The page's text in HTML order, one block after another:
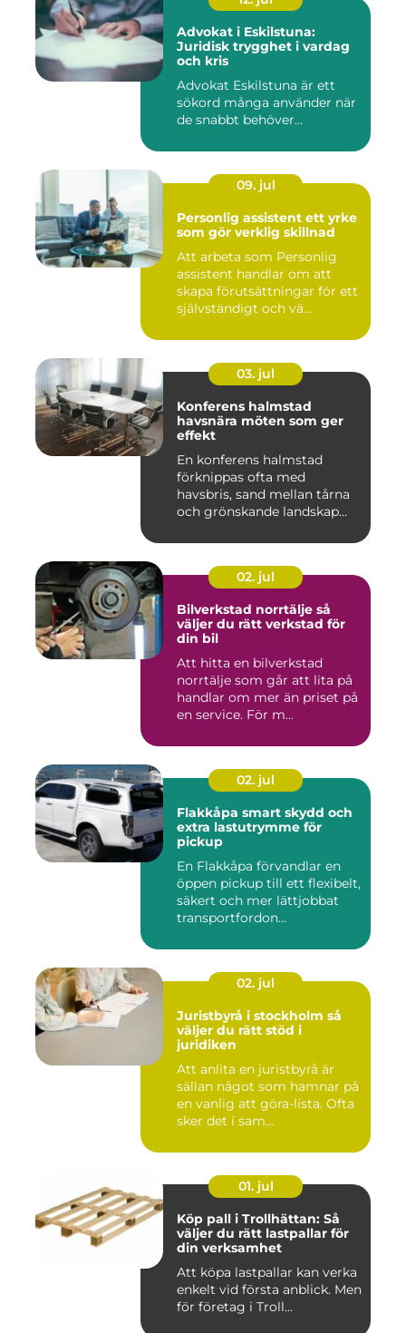
Advokat i Eskilstuna:
Juridisk trygghet i vardag
och kris
Advokat Eskilstuna är ett
sökord många använder när
de snabbt behöver...
09. jul
Personlig assistent ett yrke
som gör verklig skillnad
Att arbeta som Personlig
assistent handlar om att
skapa förutsättningar för ett
självständigt och vä...
03. jul
Konferens halmstad
havsnära möten som ger
effekt
En konferens halmstad
förknippas ofta med
havsbris, sand mellan tårna
och grönskande landskap
02. jul
Bilverkstad norrtälje så
väljer du rätt verkstad för
din bil
Att hitta en bilverkstad
norrtälje som går att lita på
handlar om mer än priset på
en service. För m...
02. jul
Flakkåpa smart skydd och
extra lastutrymme för
pickup
En Flakkåpa förvandlar en
öppen pickup till ett flexibelt,
säkert och mer lättjobbat
transportfordon...
02. jul
Juristbyrå i stockholm så
väljer du rätt stöd i
juridiken
Att anlita en juristbyrå är
sällan något som hamnar på
en vanlig att göra-lista. Ofta
sker det i sam...
01. jul
Köp pall i Trollhättan: Så
väljer du rätt lastpallar för
din verksamhet
Att köpa lastpallar kan verka
enkelt vid första anblick. Men
för företag i Troll...